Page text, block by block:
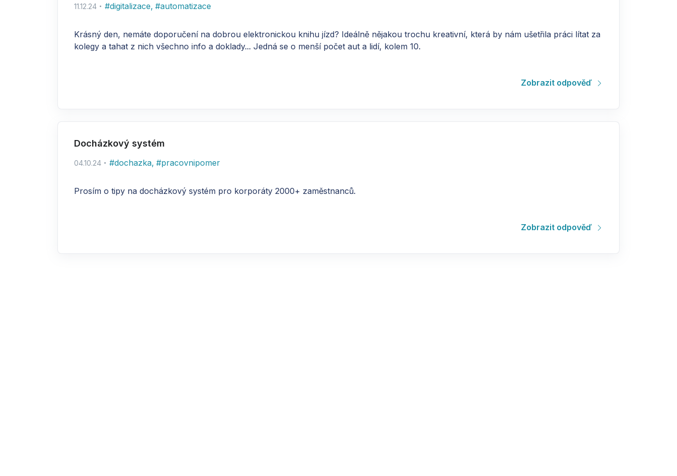
11.12.24 #digitalizace, #automatizace
Krásný den, nemáte doporučení na dobrou elektronickou knihu jízd? Ideálně nějakou trochu kreativní, která by nám ušetřila práci lítat za
kolegy a tahat z nich všechno info a doklady... Jedná se o menší počet aut a lidí, kolem 10.
Zobrazit odpověď
Docházkový systém
04.10.24 #dochazka, #pracovnipomer
Prosím o tipy na docházkový systém pro korporáty 2000+ zaměstnanců.
Zobrazit odpověď